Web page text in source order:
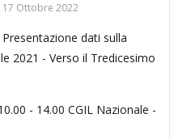
17 Ottobre 2022
Presentazione dati sulla
2021 - Verso il Tredicesimo
- 14.00 CGIL Nazionale -